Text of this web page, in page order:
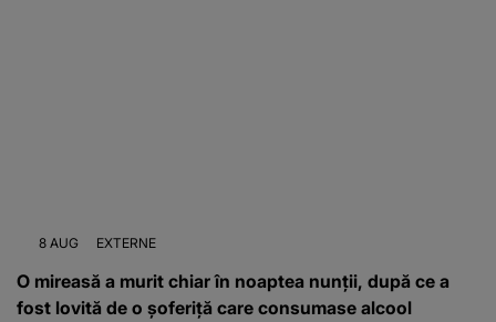
8 AUG EXTERNE
O mireasă a murit chiar în noaptea nunții, după ce a
fost lovită de o șoferiță care consumase alcool